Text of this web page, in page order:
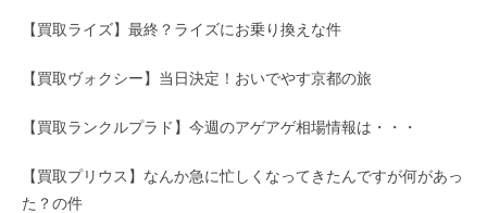
【買取ライズ】最終？ライズにお乗り換えな件
【買取ヴォクシー】当日決定！おいでやす京都の旅
【買取ランクルプラド】今週のアゲアゲ相場情報は・・・
【買取プリウス】なんか急に忙しくなってきたんですが何があっ
た？の件